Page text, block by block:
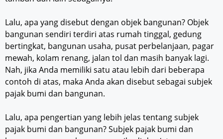
Lalu, apa yang disebut dengan objek bangunan? Objek
bangunan sendiri terdiri atas rumah tinggal, gedung
bertingkat, bangunan usaha, pusat perbelanjaan, pagar
mewah, kolam renang, jalan tol dan masih banyak lagi.
Nah, jika Anda memiliki satu atau lebih dari beberapa
contoh di atas, maka Anda akan disebut sebagai subjek
pajak bumi dan bangunan.
Lalu, apa pengertian yang lebih jelas tentang subjek
pajak bumi dan bangunan? Subjek pajak bumi dan